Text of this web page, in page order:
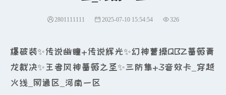
2801111111 2025-07-10 15:54:54 326
爆破装✨传说幽瞳+传说辉光✨幻神曹操QBZ蔷薇青
龙裁决✨王者风神蔷薇之圣✨三防隼+3音效卡_穿越
火线_网通区_河南一区